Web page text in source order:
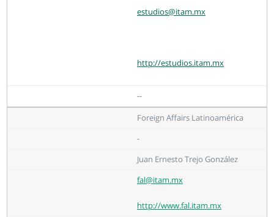
estudios@itam.mx
http://estudios.itam.mx
--
Foreign Affairs Latinoamérica
-
Juan Ernesto Trejo González
fal@itam.mx
http://www.fal.itam.mx